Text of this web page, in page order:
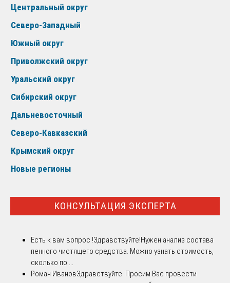
Центральный округ
Северо-Западный
Южный округ
Приволжский округ
Уральский округ
Сибирский округ
Дальневосточный
Северо-Кавказский
Крымский округ
Новые регионы
КОНСУЛЬТАЦИЯ ЭКСПЕРТА
Есть к вам вопрос !Здравствуйте!Нужен анализ состава
пенного чистящего средства. Можно узнать стоимость,
сколько по ...
Роман ИвановЗдравствуйте. Просим Вас провести